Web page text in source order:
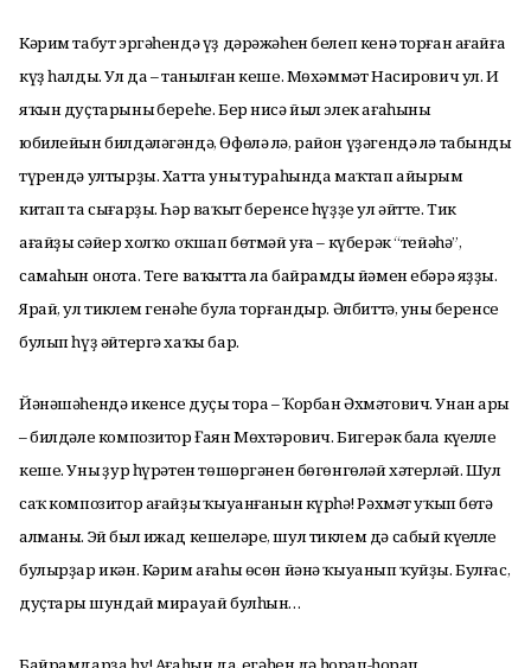
Кәрим табут эргәһендә үҙ дәрәжәһен белеп кенә торған ағайға
күҙ һалды. Ул да – танылған кеше. Мөхәммәт Насирович ул. Иң
яҡын дуҫтарының береһе. Бер нисә йыл элек ағаһының
юбилейын билдәләгәндә, Өфөлә лә, район үҙәгендә лә табындың
түрендә ултырҙы. Хатта уның тураһында маҡтап айырым
китап та сығарҙы. Һәр ваҡыт беренсе һүҙҙе ул әйтте. Тик
ағайҙың сәйер холҡо оҡшап бөтмәй уға – күберәк “тейәһә”,
самаһын онота. Теге ваҡытта ла байрамдың йәмен ебәрә яҙҙы.
Ярай, ул тиклем генәһе була торғандыр. Әлбиттә, уның беренсе
булып һүҙ әйтергә хаҡы бар.
Йәнәшәһендә икенсе дуҫы тора – Ҡорбан Әхмәтович. Унан ары
– билдәле композитор Ғаян Мөхтәрович. Бигерәк бала күңелле
кеше. Уның ҙур һүрәтен төшөргәнен бөгөнгөләй хәтерләй. Шул
саҡ композитор ағайҙың ҡыуанғанын күрһәң! Рәхмәт уҡып бөтә
алманы. Эй был ижад кешеләре, шул тиклем дә сабый күңелле
булырҙар икән. Кәрим ағаһы өсөн йәнә ҡыуанып ҡуйҙы. Булғас,
дуҫтарың шундай мирауай булһын…